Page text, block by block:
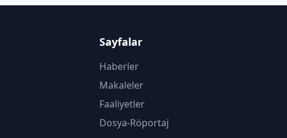
Sayfalar
Haberler
Makaleler
Faaliyetler
Dosya-Röportaj